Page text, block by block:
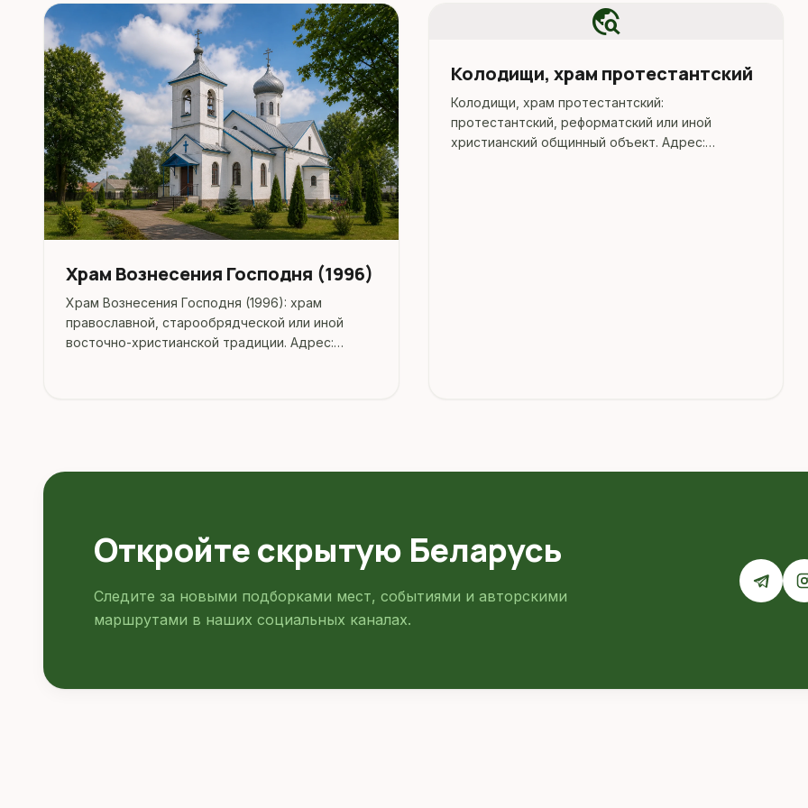
Храм Вознесения Господня (1996)
Храм Вознесения Господня (1996): храм
православной, старообрядческой или иной
восточно-христианской традиции. Адрес:
travel_explore
Колодищи, храм протестантский
Колодищи, храм протестантский:
протестантский, реформатский или иной
христианский общинный объект. Адрес:
Откройте скрытую Беларусь
Следите за новыми подборками мест, событиями и авторскими
маршрутами в наших социальных каналах.